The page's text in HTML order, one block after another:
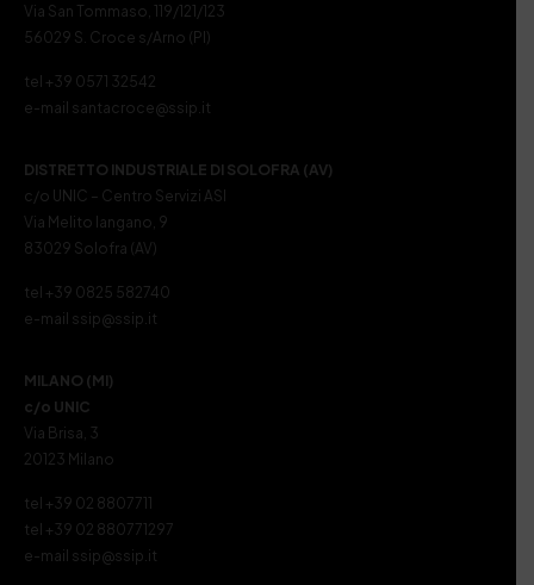
Via San Tommaso, 119/121/123
56029 S. Croce s/Arno (PI)
tel +39 0571 32542
e-mail santacroce@ssip.it
DISTRETTO INDUSTRIALE DI SOLOFRA (AV)
c/o UNIC – Centro Servizi ASI
Via Melito Iangano, 9
83029 Solofra (AV)
tel +39 0825 582740
e-mail ssip@ssip.it
MILANO (MI)
c/o UNIC
Via Brisa, 3
20123 Milano
tel +39 02 8807711
tel +39 02 880771297
e-mail ssip@ssip.it